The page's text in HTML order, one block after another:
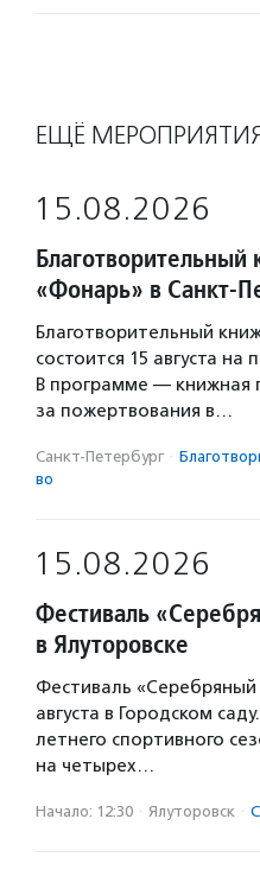
ЕЩЁ
15.08.2026
«Фонарь» в Санкт-
Благотворительный
состоится 15 августа
В программе — книжная
за пожертвования в…
Санкт-Петербург ·
во
15.08.2026
Фестиваль
в Ялуторовске
Фестиваль «Серебряный
августа в Городском
летнего спортивного
на четырех…
Начало: 12:30 · Ялуторовск ·